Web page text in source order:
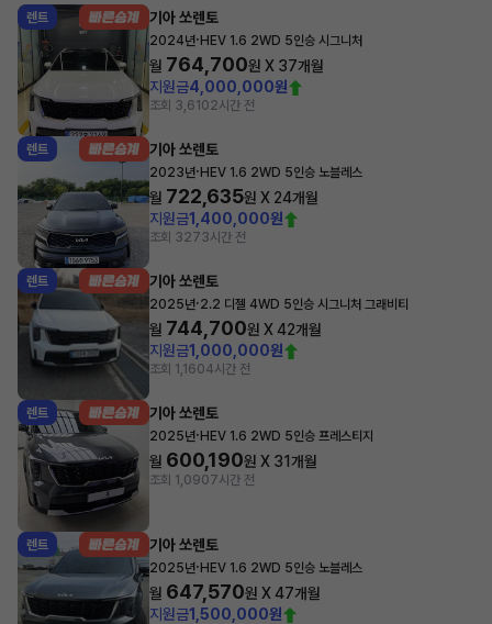
렌트 기아 쏘렌토
2024년· HEV 1.6 2WD 5인승 시그니처
월 764,700원 X 37개월
지원금4,000,000원
조회 3,6102시간 전
렌트 기아 쏘렌토
2023년· HEV 1.6 2WD 5인승 노블레스
월 722,635원 X 24개월
지원금1,400,000원
조회 3273시간 전
렌트 기아 쏘렌토
2025년·2.2 디젤 4WD 5인승 시그니처 그래비티
월 744,700원 X42개월
지원금1,000,000원
조회 1,1604시간 전
렌트 기아 쏘렌토
2025년· HEV 1.6 2WD 5인승 프레스티지
월 600,190원 X 31개월
조회 1,0907시간 전
렌트 기아 쏘렌토
2025년· HEV 1.6 2WD 5인승 노블레스
월 647,570원 X47개월
지원금1,500,000원